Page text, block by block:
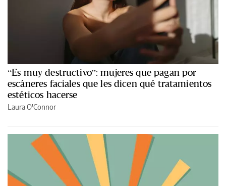
“Es muy destructivo”: mujeres que pagan por
escáneres faciales que les dicen qué tratamientos
estéticos hacerse
Laura O'Connor